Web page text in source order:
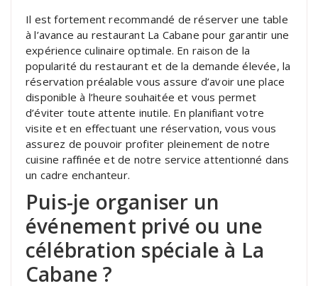
Il est fortement recommandé de réserver une table
à l’avance au restaurant La Cabane pour garantir une
expérience culinaire optimale. En raison de la
popularité du restaurant et de la demande élevée, la
réservation préalable vous assure d’avoir une place
disponible à l’heure souhaitée et vous permet
d’éviter toute attente inutile. En planifiant votre
visite et en effectuant une réservation, vous vous
assurez de pouvoir profiter pleinement de notre
cuisine raffinée et de notre service attentionné dans
un cadre enchanteur.
Puis-je organiser un
événement privé ou une
célébration spéciale à La
Cabane ?